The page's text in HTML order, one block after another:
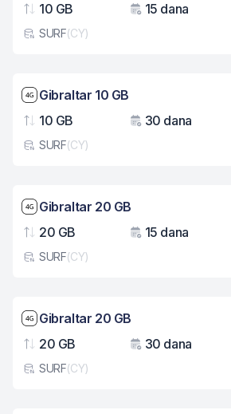
Podaci
10 GB
Važenje
15 dana
Tip eSIM kartice
SURF(CY)
Brzina mreže: 4G
Gibraltar 10 GB
Podaci
10 GB
Važenje
30 dana
Tip eSIM kartice
SURF(CY)
Brzina mreže: 4G
Gibraltar 20 GB
Podaci
20 GB
Važenje
15 dana
Tip eSIM kartice
SURF(CY)
Brzina mreže: 4G
Gibraltar 20 GB
Podaci
20 GB
Važenje
30 dana
Tip eSIM kartice
SURF(CY)